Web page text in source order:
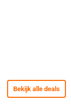
Bekijk alle deals